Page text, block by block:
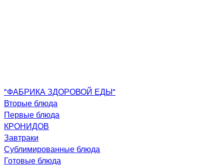
"ФАБРИКА ЗДОРОВОЙ ЕДЫ"
Вторые блюда
Первые блюда
КРОНИДОВ
Завтраки
Сублимированные блюда
Готовые блюда